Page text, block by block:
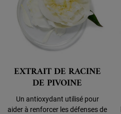
EXTRAIT DE RACINE
DE PIVOINE
Un antioxydant utilisé pour
aider à renforcer les défenses de